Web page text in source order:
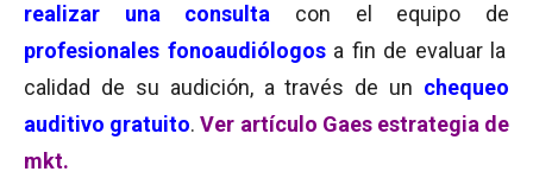
realizar una consulta con el equipo de
profesionales fonoaudiólogosa fin de evaluar la
calidad de su audición, a través de un chequeo
auditivo gratuito. Ver artículo Gaes estrategia de
mkt.